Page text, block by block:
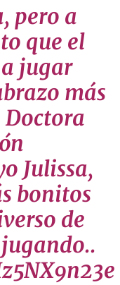
pero a
que el
jugar
más
Julissa,
bonitos
de